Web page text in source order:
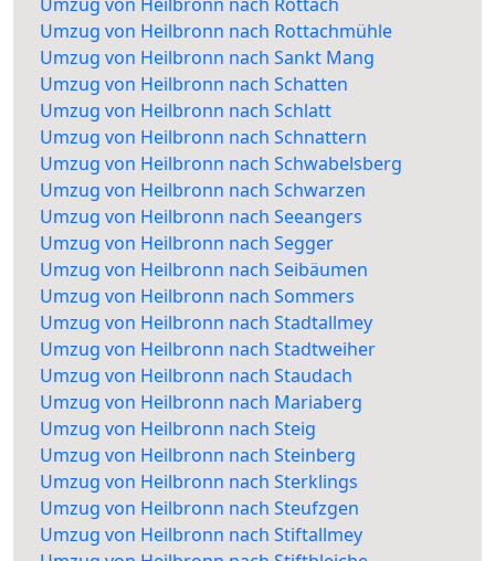
Umzug von Heilbronn nach Rottachmühle
Umzug von Heilbronn nach Sankt Mang
Umzug von Heilbronn nach Schatten
Umzug von Heilbronn nach Schlatt
Umzug von Heilbronn nach Schnattern
Umzug von Heilbronn nach Schwabelsberg
Umzug von Heilbronn nach Schwarzen
Umzug von Heilbronn nach Seeangers
Umzug von Heilbronn nach Segger
Umzug von Heilbronn nach Seibäumen
Umzug von Heilbronn nach Sommers
Umzug von Heilbronn nach Stadtallmey
Umzug von Heilbronn nach Stadtweiher
Umzug von Heilbronn nach Staudach
Umzug von Heilbronn nach Mariaberg
Umzug von Heilbronn nach Steig
Umzug von Heilbronn nach Steinberg
Umzug von Heilbronn nach Sterklings
Umzug von Heilbronn nach Steufzgen
Umzug von Heilbronn nach Stiftallmey